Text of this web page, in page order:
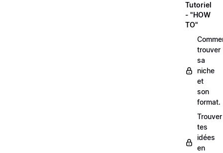
Tutoriel
- "HOW
TO"
trouver
sa
niche
et
son
format.
Trouver
tes
idées
en